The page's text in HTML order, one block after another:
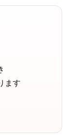
ます